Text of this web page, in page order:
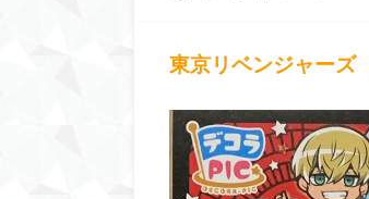
東京リベンジャー